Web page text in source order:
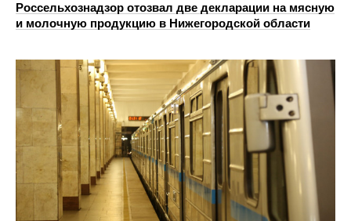
Россельхознадзор отозвал две декларации на мясную
и молочную продукцию в Нижегородской области